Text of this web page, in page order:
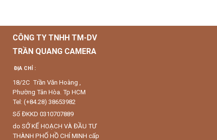
CÔNG TY TNHH TM-DV
TRẦN QUANG CAMERA
ĐỊA CHỈ :
18/2C Trần Văn Hoàng ,
Phường Tân Hòa. Tp HCM
Tel: (+84.28) 38653982
Số ĐKKD 0310707889
do SỞ KẾ HOẠCH VÀ ĐẦU TƯ
THÀNH PHỐ HỒ CHÍ MINH cấp